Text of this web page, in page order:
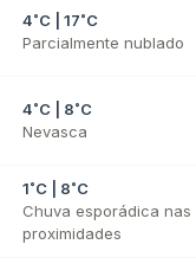
4˚C | 17˚C
Parcialmente nublado
4˚C | 8˚C
Nevasca
1˚C | 8˚C
Chuva esporádica nas
proximidades